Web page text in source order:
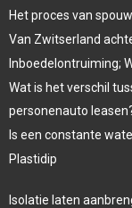
Het proces van
Van Zwitserland
Inboedelontruiming;
Wat is het verschil
personenauto
Is een constante
Plastidip
Isolatie laten